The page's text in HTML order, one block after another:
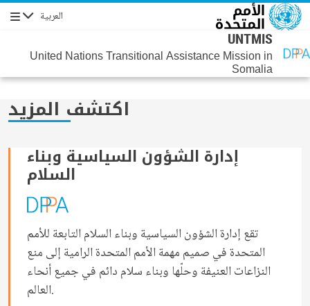
تجاوز إلى المحتوى الرئيسي العربية التنقل
UNTMIS
United Nations Transitional Assistance Mission in
Somalia
اكتشف المزيد
إدارة الشؤون السياسية وبناء
السلام
تقع إدارة الشؤون السياسية وبناء السلام التابعة للأمم
المتحدة في صميم مهمة الأمم المتحدة الرامية إلى منع
النزاعات العنيفة وحلّها وبناء سلام دائم في جميع أنحاء
العالم.